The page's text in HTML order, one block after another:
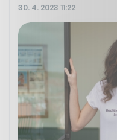
30. 4. 2023 11:22